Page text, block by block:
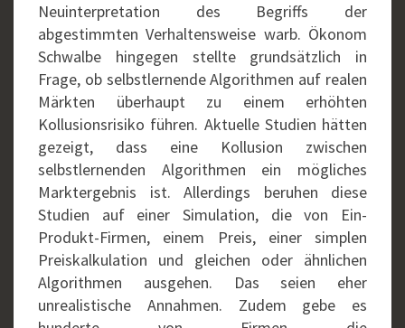
Neuinterpretation des Begriffs der
abgestimmten Verhaltensweise warb. Ökonom
Schwalbe hingegen stellte grundsätzlich in
Frage, ob selbstlernende Algorithmen auf realen
Märkten überhaupt zu einem erhöhten
Kollusionsrisiko führen. Aktuelle Studien hätten
gezeigt, dass eine Kollusion zwischen
selbstlernenden Algorithmen ein mögliches
Marktergebnis ist. Allerdings beruhen diese
Studien auf einer Simulation, die von Ein-
Produkt-Firmen, einem Preis, einer simplen
Preiskalkulation und gleichen oder ähnlichen
Algorithmen ausgehen. Das seien eher
unrealistische Annahmen. Zudem gebe es